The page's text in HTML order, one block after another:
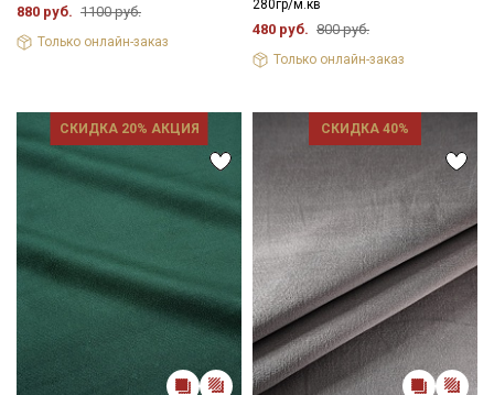
880 руб. 1100 руб.
Только онлайн-заказ
280гр/м.кв
480 руб. 800 руб.
Только онлайн-заказ
СКИДКА 20% АКЦИЯ СКИДКА 40%